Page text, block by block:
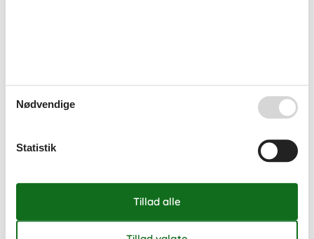
Nødvendige
Statistik